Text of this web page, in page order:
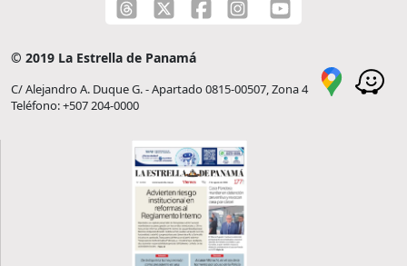
© 2019 La Estrella de Panamá
C/ Alejandro A. Duque G. - Apartado 0815-00507, Zona 4
Teléfono: +507 204-0000